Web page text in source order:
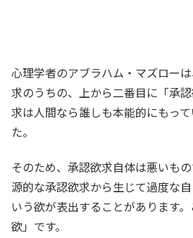
心理学者のアブラハム・マズロー
求のうちの、上から二番目に「承
求は人間なら誰しも本能的にもっ
た。
そのため、承認欲求自体は悪いも
源的な承認欲求から生じて過度な
いう欲が表出することがあります
欲」です。